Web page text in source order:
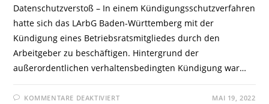
Datenschutzverstoß – In einem Kündigungsschutzverfahren
hatte sich das LArbG Baden-Württemberg mit der
Kündigung eines Betriebsratsmitgliedes durch den
Arbeitgeber zu beschäftigen. Hintergrund der
außerordentlichen verhaltensbedingten Kündigung war…
KOMMENTARE DEAKTIVIERTFÜR MAI 19, 2022